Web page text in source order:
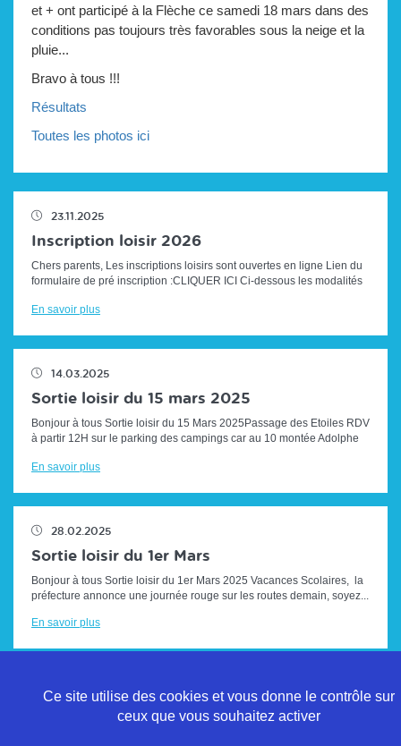
et + ont participé à la Flèche ce samedi 18 mars dans des
conditions pas toujours très favorables sous la neige et la
pluie...
Bravo à tous !!!
Résultats
Toutes les photos ici
23.11.2025
Inscription loisir 2026
Chers parents, Les inscriptions loisirs sont ouvertes en ligne Lien du
formulaire de pré inscription :CLIQUER ICI Ci-dessous les modalités
En savoir plus
14.03.2025
Sortie loisir du 15 mars 2025
Bonjour à tous Sortie loisir du 15 Mars 2025Passage des Etoiles RDV
à partir 12H sur le parking des campings car au 10 montée Adolphe
En savoir plus
28.02.2025
Sortie loisir du 1er Mars
Bonjour à tous Sortie loisir du 1er Mars 2025 Vacances Scolaires, la
préfecture annonce une journée rouge sur les routes demain, soyez...
En savoir plus
Ce site utilise des cookies et vous donne le contrôle sur
ceux que vous souhaitez activer